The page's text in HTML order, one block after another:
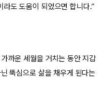
도 도움이 되었으면 합니다.”
까운 세월을 거치는 동안 지갑
뚝심으로 삶을 채우게 된다는